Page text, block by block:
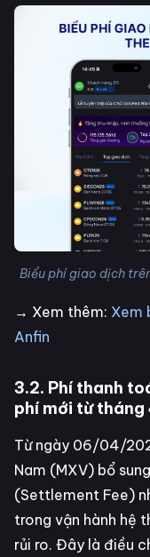
Biểu phí giao dịch
→ Xem thêm: Xem
Anfin
3.2. Phí thanh
phí mới từ
Từ ngày 06/04/
Nam (MXV) bổ
(Settlement Fee)
trong vận hành hệ
rủi ro. Đây là điều